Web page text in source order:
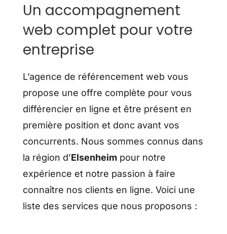
Un accompagnement
web complet pour votre
entreprise
L’agence de référencement web vous
propose une offre complète pour vous
différencier en ligne et être présent en
première position et donc avant vos
concurrents. Nous sommes connus dans
la région d’Elsenheimpour notre
expérience et notre passion à faire
connaître nos clients en ligne. Voici une
liste des services que nous proposons :